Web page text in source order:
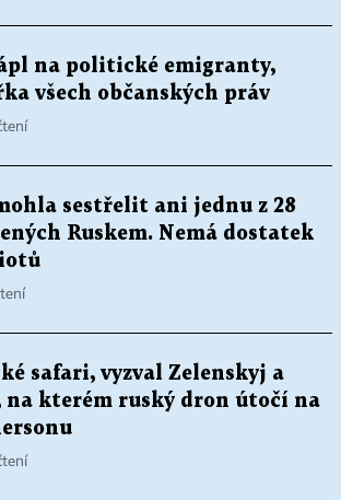
na politické emigranty,
všech občanských práv
sestřelit ani jednu z 28
Ruskem. Nemá dostatek
safari, vyzval Zelenskyj a
na kterém ruský dron útočí na